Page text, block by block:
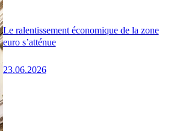
Le ralentissement économique de la zone
euro s’atténue
23.06.2026